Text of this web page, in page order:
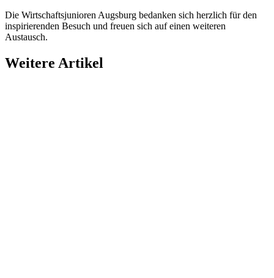
Die Wirtschaftsjunioren Augsburg bedanken sich herzlich für den
inspirierenden Besuch und freuen sich auf einen weiteren
Austausch.
Weitere Artikel